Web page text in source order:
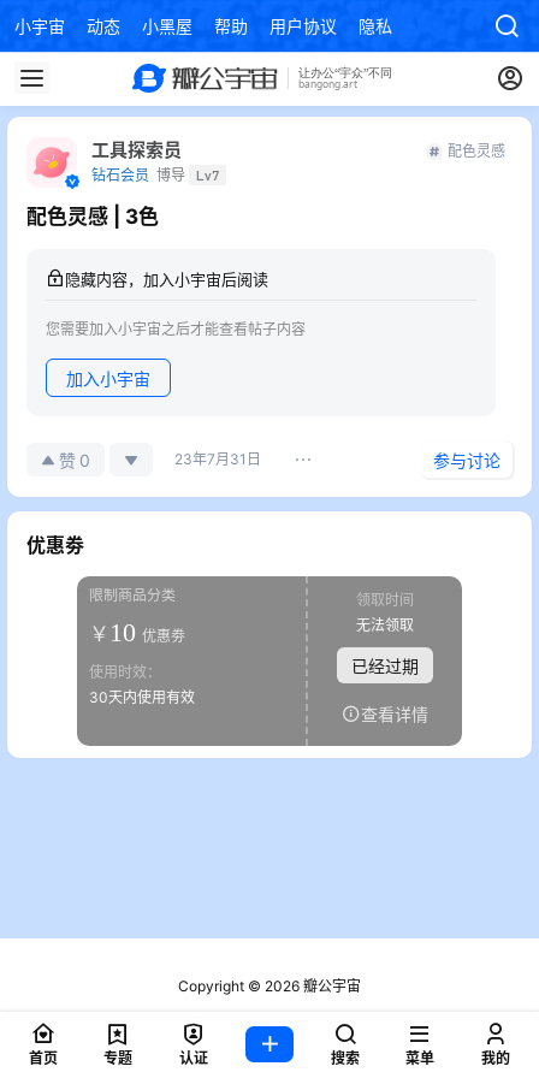
小宇宙 动态 小黑屋 帮助 用户协议 隐私政策
工具探索员
钻石会员 博导 Lv7
配色灵感
配色灵感 | 3色
隐藏内容，加入小宇宙后阅读
您需要加入小宇宙之后才能查看帖子内容
加入小宇宙
赞 0 23年7月31日 参与讨论
优惠劵
限制商品分类
￥ 10 优惠劵
使用时效：
30天内使用有效
领取时间
无法领取
已经过期
查看详情
Copyright © 2026 瓣公宇宙
粤ICP备2021076721号
查询 2 次，耗时 0.1796 秒
首页 专题 认证 搜索 菜单 我的